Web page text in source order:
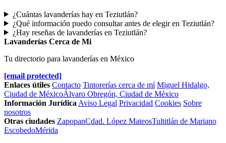
¿Cuántas lavanderías hay en Teziutlán?
¿Qué información puedo consultar antes de elegir en Teziutlán?
¿Hay reseñas de lavanderías en Teziutlán?
Lavanderías Cerca de Mi
Tu directorio para lavanderías en México
[email protected]
Enlaces útiles Contacto Tintorerías cerca de mí Miguel Hidalgo,
Ciudad de MéxicoÁlvaro Obregón, Ciudad de México
Información Jurídica Aviso Legal Privacidad Cookies Sobre
nosotros
Otras ciudades ZapopanCdad. López MateosTultitlán de Mariano
EscobedoMérida